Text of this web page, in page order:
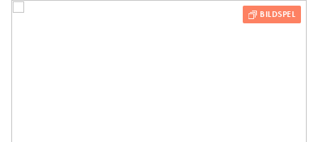
Annonsera